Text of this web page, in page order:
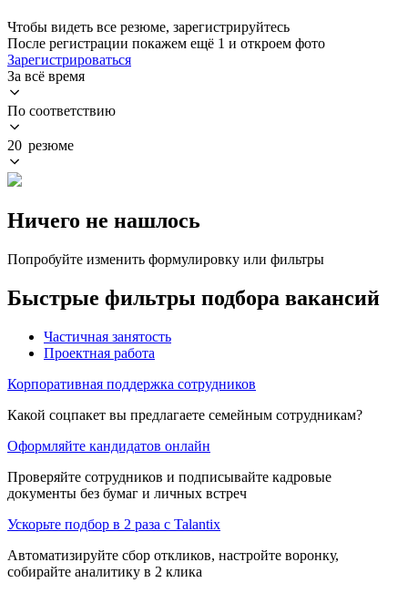
Чтобы видеть все резюме, зарегистрируйтесь
После регистрации покажем ещё 1 и откроем фото
Зарегистрироваться
За всё время
По соответствию
20 резюме
Ничего не нашлось
Попробуйте изменить формулировку или фильтры
Быстрые фильтры подбора вакансий
Частичная занятость
Проектная работа
Корпоративная поддержка сотрудников
Какой соцпакет вы предлагаете семейным сотрудникам?
Оформляйте кандидатов онлайн
Проверяйте сотрудников и подписывайте кадровые
документы без бумаг и личных встреч
Ускорьте подбор в 2 раза с Talantix
Автоматизируйте сбор откликов, настройте воронку,
собирайте аналитику в 2 клика